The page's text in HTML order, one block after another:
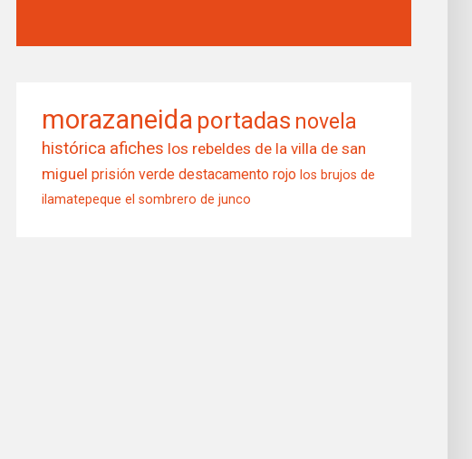
morazaneida portadas novela
histórica afiches los rebeldes de la villa de san
miguel prisión verde destacamento rojo los brujos de
ilamatepeque el sombrero de junco